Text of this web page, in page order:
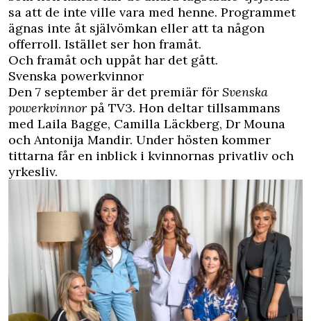
sa att de inte ville vara med henne. Programmet
ägnas inte åt självömkan eller att ta någon
offerroll. Istället ser hon framåt.
Och framåt och uppåt har det gått.
Svenska powerkvinnor
Den 7 september är det premiär för Svenska
powerkvinnor på TV3. Hon deltar tillsammans
med Laila Bagge, Camilla Läckberg, Dr Mouna
och Antonija Mandir. Under hösten kommer
tittarna får en inblick i kvinnornas privatliv och
yrkesliv.